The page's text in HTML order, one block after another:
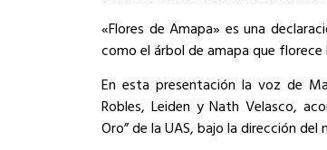
«Flores de Amapa» es una
como el árbol de amapa que
En esta presentación la voz de
Robles, Leiden y Nath Velasco,
Oro” de la UAS, bajo la dirección del